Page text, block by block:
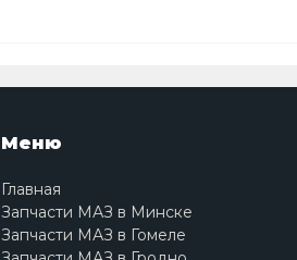
Меню
Главная
Запчасти МАЗ в Минске
Запчасти МАЗ в Гомеле